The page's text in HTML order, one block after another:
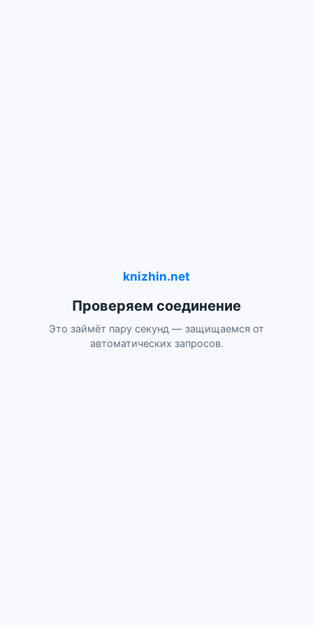
knizhin.net
Проверяем соединение
Это займёт пару секунд — защищаемся от
автоматических запросов.